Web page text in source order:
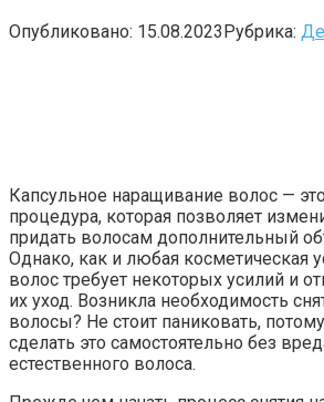
Опубликовано: 15.08.2023Рубрика:
Капсульное наращивание волос —
процедура, которая позволяет
придать волосам дополнительный
Однако, как и любая косметическая
волос требует некоторых усилий и
их уход. Возникла необходимость
волосы? Не стоит паниковать,
сделать это самостоятельно без
естественного волоса.